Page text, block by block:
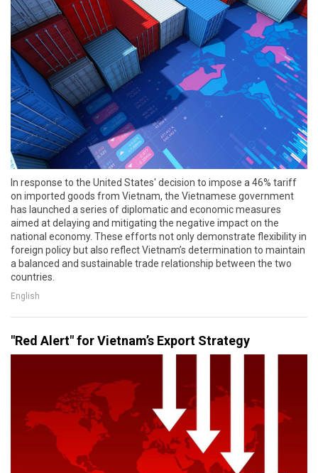
In response to the United States' decision to impose a 46% tariff
on imported goods from Vietnam, the Vietnamese government
has launched a series of diplomatic and economic measures
aimed at delaying and mitigating the negative impact on the
national economy. These efforts not only demonstrate flexibility in
foreign policy but also reflect Vietnam’s determination to maintain
a balanced and sustainable trade relationship between the two
countries.
English
"Red Alert" for Vietnam’s Export Strategy